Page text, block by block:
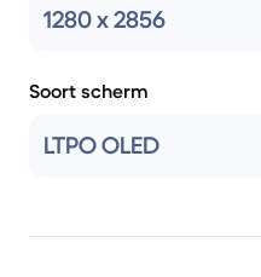
1280 x 2856
Soort scherm
LTPO OLED